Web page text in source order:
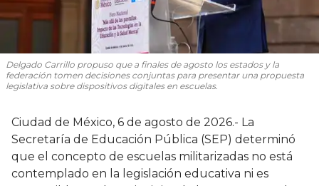
Delgado Carrillo propuso que a finales de agosto los estados y la
federación tomen decisiones conjuntas para presentar una propuesta
legislativa sobre dispositivos digitales en escuelas.
Ciudad de México, 6 de agosto de 2026.- La
Secretaría de Educación Pública (SEP) determinó
que el concepto de escuelas militarizadas no está
contemplado en la legislación educativa ni es